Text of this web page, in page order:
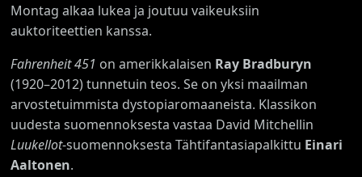
Montag alkaa lukea ja joutuu vaikeuksiin
auktoriteettien kanssa.
Fahrenheit 451 on amerikkalaisen Ray Bradburyn
(1920–2012) tunnetuin teos. Se on yksi maailman
arvostetuimmista dystopiaromaaneista. Klassikon
uudesta suomennoksesta vastaa David Mitchellin
Luukellot-suomennoksesta Tähtifantasiapalkittu Einari
Aaltonen.